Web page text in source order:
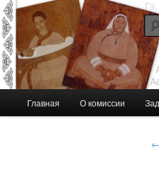
Перейти
к
основному
содержимому
Идите и
Журнал Комиссии по работе с
Севера Хабаровской епархии
Главная О комиссии
Н
←